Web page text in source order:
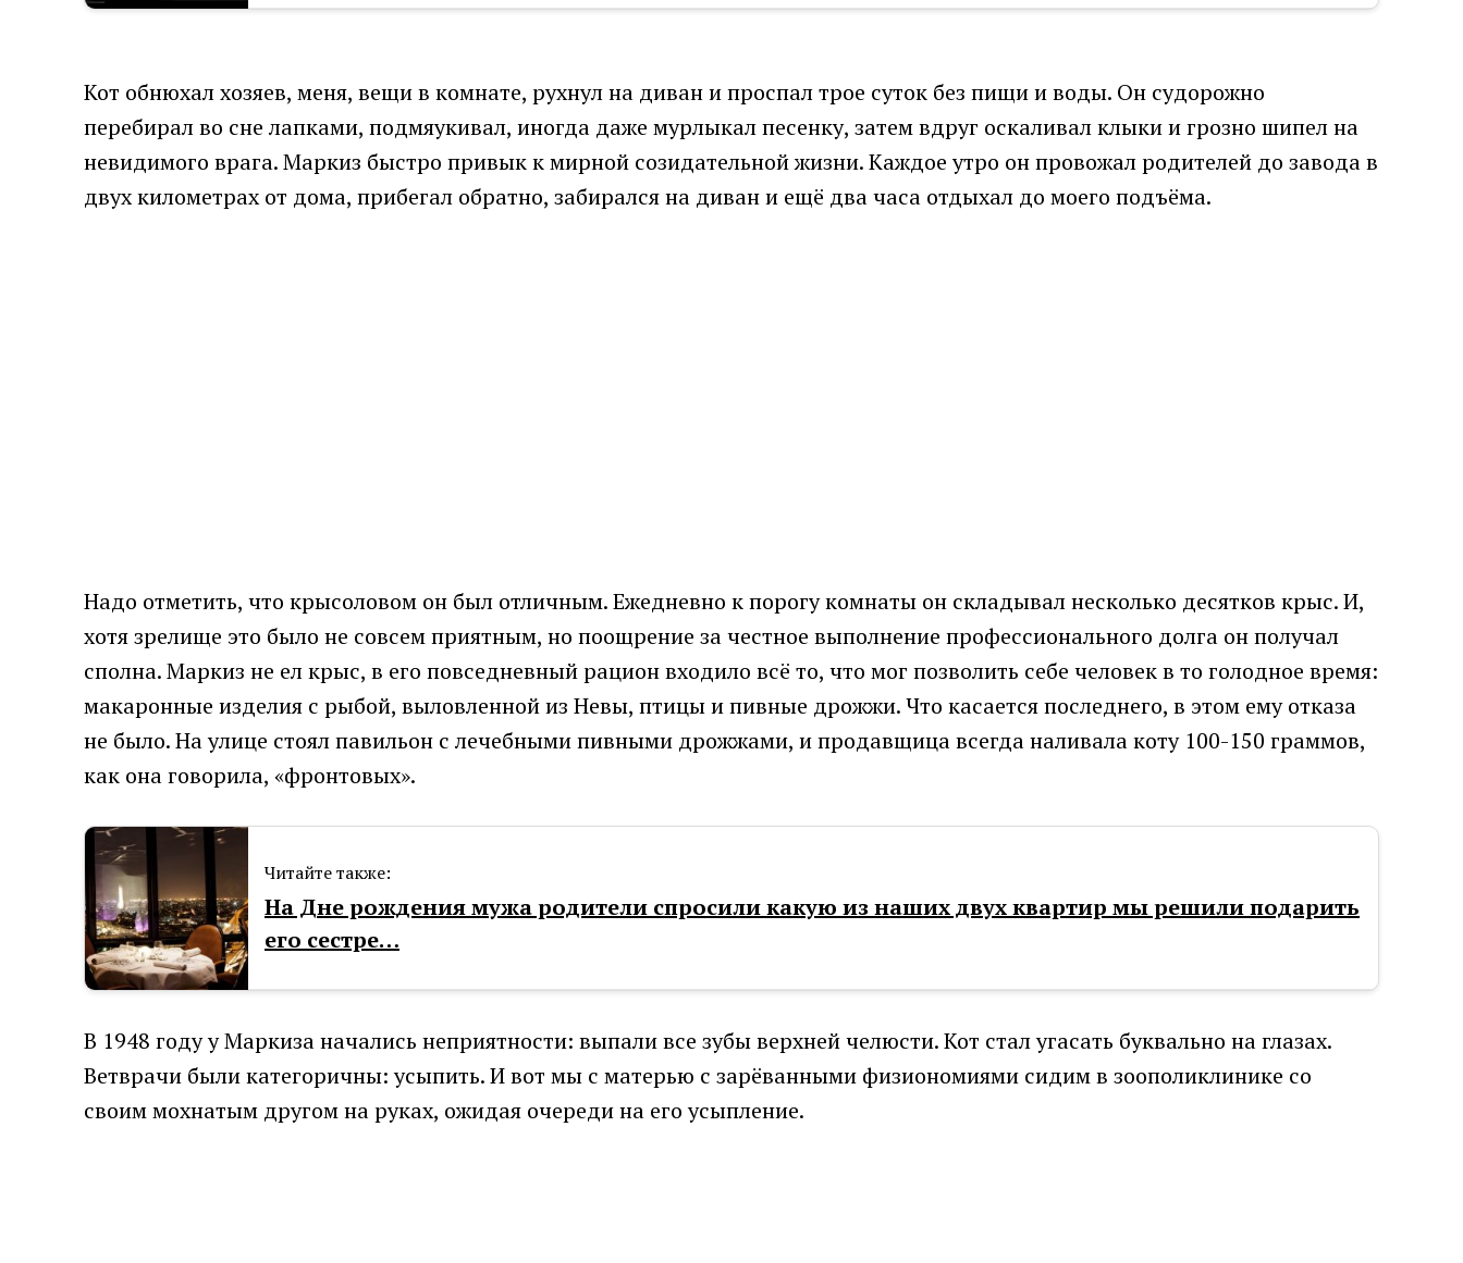
Кот обнюхал хозяев, меня, вещи в комнате, рухнул на диван и проспал трое суток без пищи и воды. Он судорожно
перебирал во сне лапками, подмяукивал, иногда даже мурлыкал песенку, затем вдруг оскаливал клыки и грозно шипел на
невидимого врага. Маркиз быстро привык к мирной созидательной жизни. Каждое утро он провожал родителей до завода в
двух километрах от дома, прибегал обратно, забирался на диван и ещё два часа отдыхал до моего подъёма.
Надо отметить, что крысоловом он был отличным. Ежедневно к порогу комнаты он складывал несколько десятков крыс. И,
хотя зрелище это было не совсем приятным, но поощрение за честное выполнение профессионального долга он получал
сполна. Маркиз не ел крыс, в его повседневный рацион входило всё то, что мог позволить себе человек в то голодное время:
макаронные изделия с рыбой, выловленной из Невы, птицы и пивные дрожжи. Что касается последнего, в этом ему отказа
не было. На улице стоял павильон с лечебными пивными дрожжами, и продавщица всегда наливала коту 100-150 граммов,
как она говорила, «фронтовых».
Читайте также:
На Дне рождения мужа родители спросили какую из наших двух квартир мы решили подарить
его сестре…
В 1948 году у Маркиза начались неприятности: выпали все зубы верхней челюсти. Кот стал угасать буквально на глазах.
Ветврачи были категоричны: усыпить. И вот мы с матерью с зарёванными физиономиями сидим в зоополиклинике со
своим мохнатым другом на руках, ожидая очереди на его усыпление.